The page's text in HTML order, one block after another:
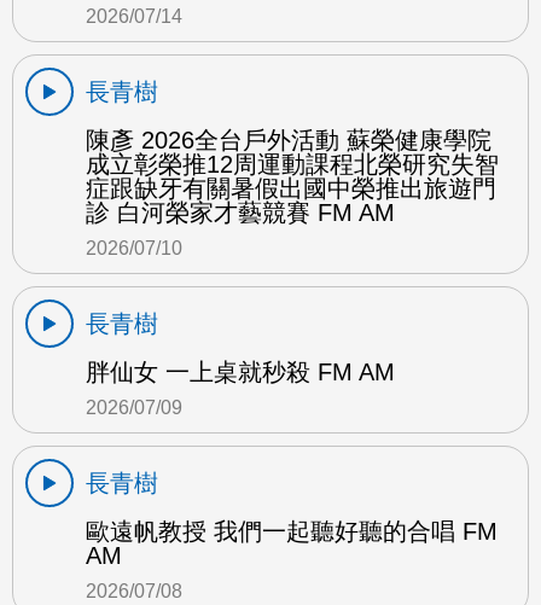
2026/07/14
長青樹
陳彥 2026全台戶外活動 蘇榮健康學院
成立彰榮推12周運動課程北榮研究失智
症跟缺牙有關暑假出國中榮推出旅遊門
診 白河榮家才藝競賽 FM AM
2026/07/10
長青樹
胖仙女 一上桌就秒殺 FM AM
2026/07/09
長青樹
歐遠帆教授 我們一起聽好聽的合唱 FM
AM
2026/07/08